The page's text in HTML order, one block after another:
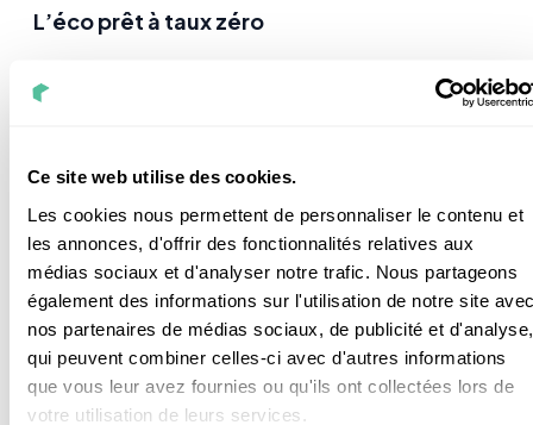
Ce site web utilise des cookies.
Les cookies nous permettent de personnaliser le contenu et
les annonces, d'offrir des fonctionnalités relatives aux
médias sociaux et d'analyser notre trafic. Nous partageons
également des informations sur l'utilisation de notre site
nos partenaires de médias sociaux, de publicité et d'analyse,
qui peuvent combiner celles-ci avec d'autres informations
que vous leur avez fournies ou qu'ils ont collectées lors de
votre utilisation de leurs services.
L’éco prêt à taux zéro
d’
emprunter jusqu’à 30 000 € sur 15 ans
le paiement de ses travaux. Comme ça, votre budget
n’est pas trop impacté.
La prime coup de pouce chauffage